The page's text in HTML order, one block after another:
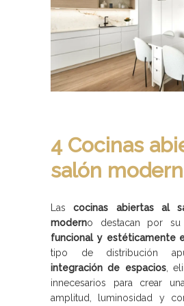
4 Cocinas
salón
Lascocinas abiertas al
moderno destacan por
funcional y estéticamente
tipo de distribución
integración de espacios,
innecesarios para crear
amplitud, luminosidad y